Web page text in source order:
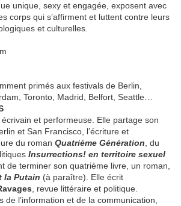
unique, sexy et engagée, exposent avec
corps qui s’affirment et luttent contre leurs
et culturelles.
primés aux festivals de Berlin,
Toronto, Madrid, Belfort, Seattle…
écrivain et performeuse. Elle partage son
et San Francisco, l’écriture et
du roman Quatrième Génération , du
Insurrections! en territoire sexuel
de terminer son quatrième livre, un roman,
la Putain (à paraître). Elle écrit
, revue littéraire et politique.
de l’information et de la communication,